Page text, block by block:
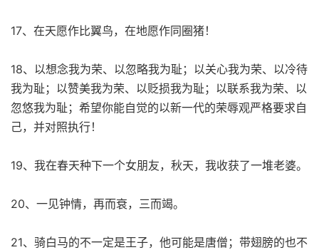
17、在天愿作比翼鸟，在地愿作同圈猪！
18、以想念我为荣、以忽略我为耻；以关心我为荣、以冷待
我为耻；以赞美我为荣、以贬损我为耻；以联系我为荣、以
忽悠我为耻；希望你能自觉的以新一代的荣辱观严格要求自
己，并对照执行！
19、我在春天种下一个女朋友，秋天，我收获了一堆老婆。
20、一见钟情，再而衰，三而竭。
21、骑白马的不一定是王子，他可能是唐僧；带翅膀的也不